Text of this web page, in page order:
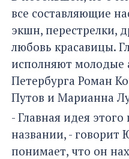
все составляющие
экшн, перестрелки,
любовь красавицы.
исполняют молодые
Петербурга Роман
Путов и Марианна
- Главная идея
названии, -
понимает, что он